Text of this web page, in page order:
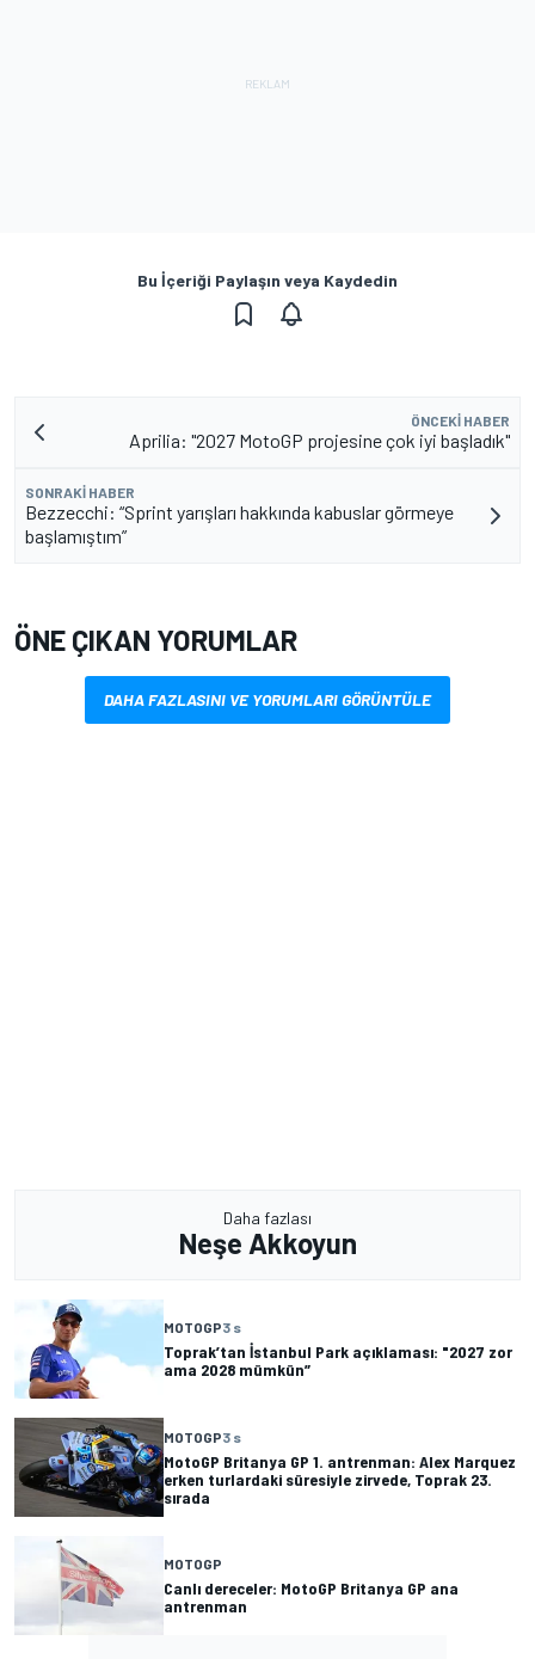
Bu İçeriği Paylaşın veya Kaydedin
ÖNCEKI HABER
Aprilia: "2027 MotoGP projesine çok iyi başladık"
SONRAKI HABER
Bezzecchi: “Sprint yarışları hakkında kabuslar görmeye
başlamıştım”
ÖNE ÇIKAN YORUMLAR
DAHA FAZLASINI VE YORUMLARI GÖRÜNTÜLE
Daha fazlası
Neşe Akkoyun
MOTOGP3 s
Toprak’tan İstanbul Park açıklaması: "2027 zor
ama 2028 mümkün”
MOTOGP3 s
MotoGP Britanya GP 1. antrenman: Alex Marquez
erken turlardaki süresiyle zirvede, Toprak 23.
sırada
MOTOGP
Canlı dereceler: MotoGP Britanya GP ana
antrenman